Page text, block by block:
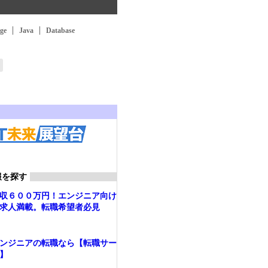
Java Database
探す
６００万円！エンジニア向け
人満載。転職希望者必見
ジニアの転職なら【転職サー